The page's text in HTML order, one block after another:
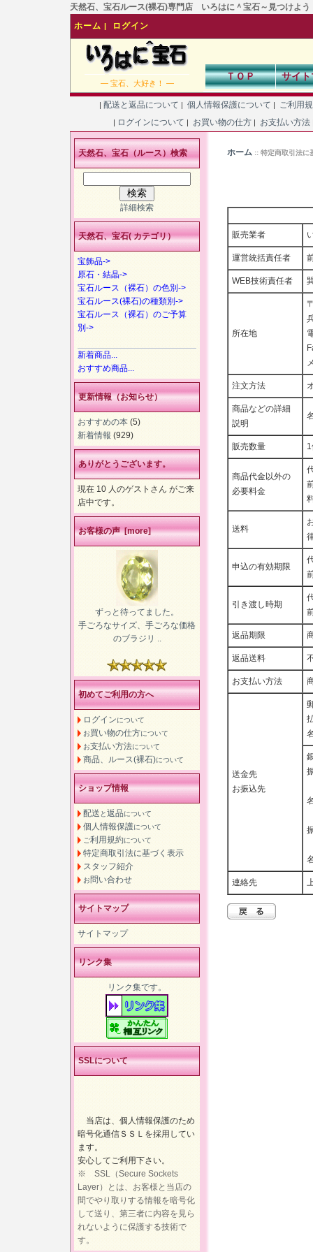
天然石、宝石ルース(裸石)専門店 いろはに＾宝石～見つけよ
ホーム | ログイン
― 宝石、大好き！ ―
ＴＯＰ サイ
| 配送と返品について | 個人情報保護について | ご利用
| ログインについて | お買い物の仕方 | お支払い方法
ホーム :: 特定商取引法に
販売業者
運営統括責任者
WEB技術責任者
所在地
注文方法
商品などの詳細
説明
販売数量
商品代金以外の
必要料金
送料
申込の有効期限
引き渡し時期
返品期限
返品送料
お支払い方法
送金先
お振込先
連絡先
天然石、宝石（ルース）検索
詳細検索
天然石、宝石( カテゴリ）
宝飾品->
原石・結晶->
宝石ルース（裸石）の色別->
宝石ルース(裸石)の種類別->
宝石ルース（裸石）のご予算
別->
新着商品...
おすすめ商品...
更新情報（お知らせ）
おすすめの本 (5)
新着情報 (929)
ありがとうございます。
現在 10 人のゲストさん がご来
店中です。
お客様の声 [more]
ずっと待ってました。
手ごろなサイズ、手ごろな価格
のブラジリ ..
初めてご利用の方へ
ログインについて
お買い物の仕方について
お支払い方法について
商品、ルース(裸石)について
ショップ情報
配送 と返品について
個人情報保護について
ご利用規約について
特定商取引法に基づく表示
スタッフ紹介
お問い合わせ
サイトマップ
サイトマップ
リンク集
リンク集です。
SSLについて
当店は、個人情報保護のため
暗号化通信ＳＳＬを採用してい
ます。
安心してご利用下さい。
※ SSL（Secure Sockets
Layer）とは、お客様と当店の
間でやり取りする情報を暗号化
して送り、第三者に内容を見ら
れないように保護する技術で
す。